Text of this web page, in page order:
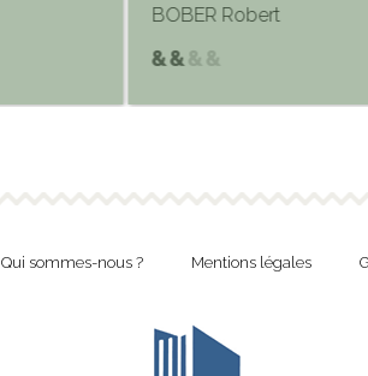
BOBER Robert
Qui sommes-nous ? Mentions légales